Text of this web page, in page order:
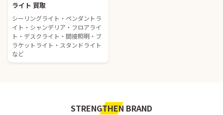
ライト 買取
シーリングライト・ペンダントラ
イト・シャンデリア・フロアライ
ト・デスクライト・間接照明・ブ
ラケットライト・スタンドライト
など
STRENGTHEN BRAND